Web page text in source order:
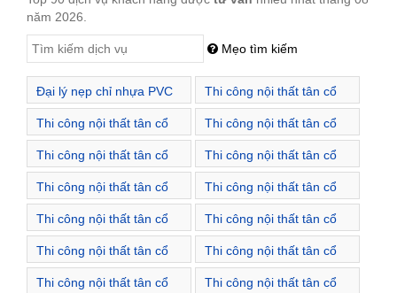
năm 2026.
Mẹo tìm kiếm
Đại lý nẹp chỉ nhựa PVC
Đường Trịnh Hoài Đức
Thi công nội thất tân cổ
điển Thị trấn Trạm Trôi
Thi công nội thất tân cổ
điển Xã An Khánh
Thi công nội thất tân cổ
điển Xã An Thượng
Thi công nội thất tân cổ
điển Xã Cát Quế
Thi công nội thất tân cổ
điển Xã Di Trạch
Thi công nội thất tân cổ
điển Xã Dương Liễu
Thi công nội thất tân cổ
điển Xã Kim Chung
Thi công nội thất tân cổ
điển Xã La Phù
Thi công nội thất tân cổ
điển Xã Lại Yên
Thi công nội thất tân cổ
điển Xã Minh Khai
Thi công nội thất tân cổ
điển Xã Song Phương
Thi công nội thất tân cổ
Thi công nội thất tân cổ